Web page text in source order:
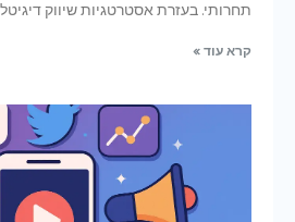
תחרותי. בעזרת אסטרטגיות שיווק
קרא עוד »